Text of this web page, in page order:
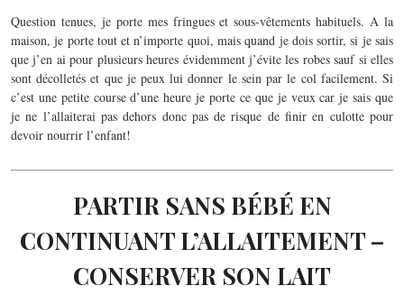
Question tenues, je porte mes fringues et sous-vêtements habituels. A la
maison, je porte tout et n’importe quoi, mais quand je dois sortir, si je sais
que j’en ai pour plusieurs heures évidemment j’évite les robes sauf si elles
sont décolletés et que je peux lui donner le sein par le col facilement. Si
c’est une petite course d’une heure je porte ce que je veux car je sais que
je ne l’allaiterai pas dehors donc pas de risque de finir en culotte pour
devoir nourrir l’enfant!
PARTIR SANS BÉBÉ EN
CONTINUANT L’ALLAITEMENT –
CONSERVER SON LAIT